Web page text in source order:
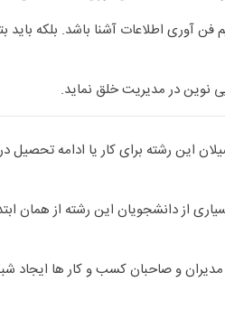
آوری اطلاعات آشنا باشد. بلکه باید
نوین در مدیریت خلق نماید.
التحصیلان این رشته برای کار یا ادامه
از دانشجویان این رشته از همان
و صاحبان کسب و کار ها ایجاد